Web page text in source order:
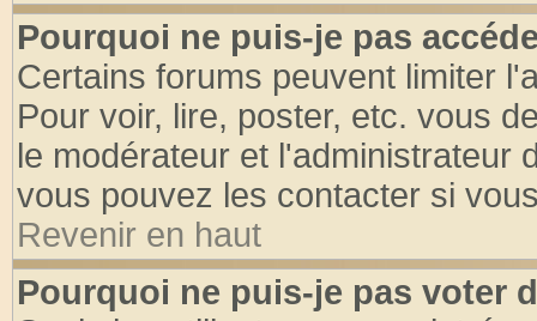
Pourquoi ne puis-je pas
Certains forums peuvent limiter
Pour voir, lire, poster, etc. vous
le modérateur et l'administrateur
vous pouvez les contacter si
Revenir en haut
Pourquoi ne puis-je pas voter